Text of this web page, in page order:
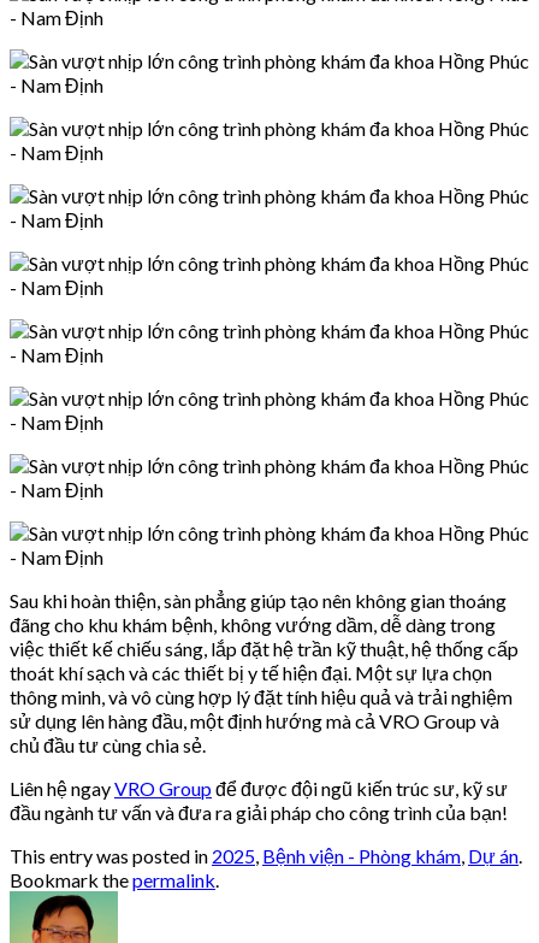
Sau khi hoàn thiện, sàn phẳng giúp tạo nên không gian thoáng
đãng cho khu khám bệnh, không vướng dầm, dễ dàng trong
việc thiết kế chiếu sáng, lắp đặt hệ trần kỹ thuật, hệ thống cấp
thoát khí sạch và các thiết bị y tế hiện đại. Một sự lựa chọn
thông minh, và vô cùng hợp lý đặt tính hiệu quả và trải nghiệm
sử dụng lên hàng đầu, một định hướng mà cả VRO Group và
chủ đầu tư cùng chia sẻ.
Liên hệ ngayVRO Groupđể được đội ngũ kiến trúc sư, kỹ sư
đầu ngành tư vấn và đưa ra giải pháp cho công trình của bạn!
This entry was posted in 2025, Bệnh viện - Phòng khám, Dự án.
Bookmark thepermalink.